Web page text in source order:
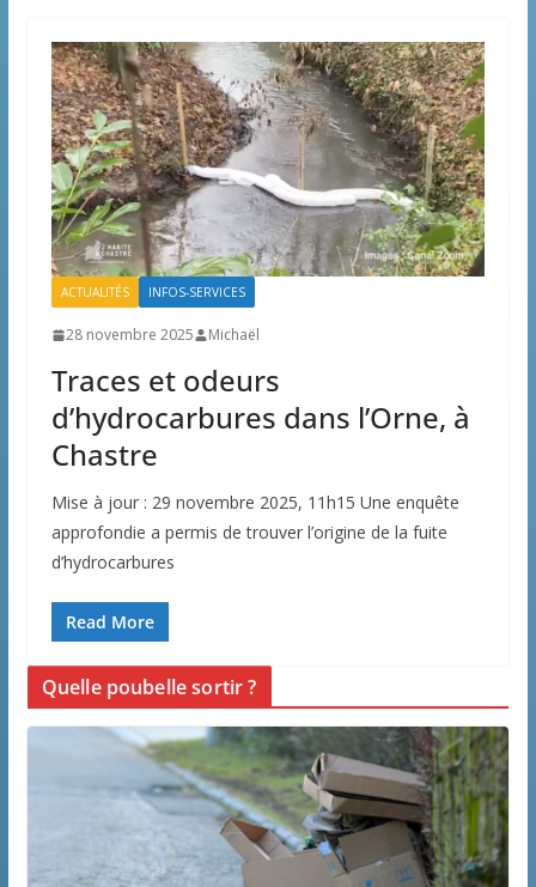
ACTUALITÉS INFOS-SERVICES
28 novembre 2025 Michaël
Traces et odeurs
d’hydrocarbures dans l’Orne, à
Chastre
Mise à jour : 29 novembre 2025, 11h15 Une enquête
approfondie a permis de trouver l’origine de la fuite
d’hydrocarbures
Read More
Quelle poubelle sortir ?